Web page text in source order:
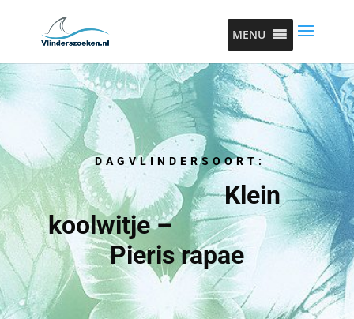
MENU
DAGVLINDERSOORT:
Klein
koolwitje –
Pieris rapae